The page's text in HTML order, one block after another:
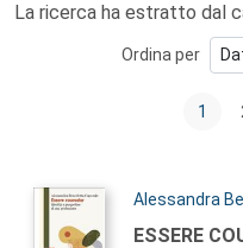
La ricerca ha estratto dal
Ordina per
1
Autori:
Alessandra
Titolo:
ESSERE